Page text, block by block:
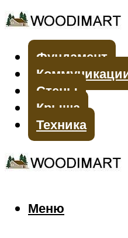
Фундамент
Стены
Крыша
Техника
Меню
Меню